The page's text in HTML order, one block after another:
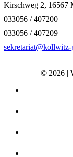
Kirschweg 2, 16567
033056 / 407200
033056 / 407209
sekretariat@kollwitz-
© 2026 |